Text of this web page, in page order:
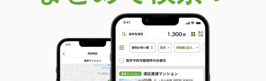
価 格
7.10万円
沖縄県那覇市銘苅１丁目
23.18m²
間取り
1K
沖縄県島尻郡八重瀬町字東風平